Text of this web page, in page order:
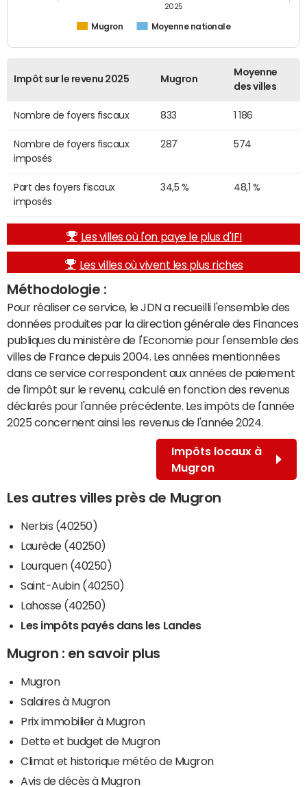
Mugron Moyenne nationale
2025
Impôt sur le revenu 2025 Mugron
Moyenne
des villes
Nombre de foyers fiscaux 833 1 186
Nombre de foyers fiscaux
imposés
287 574
Part des foyers fiscaux
imposés
34,5 % 48,1 %
Les villes où l'on paye le plus d'IFI
Les villes où vivent les plus riches
Méthodologie :
Pour réaliser ce service, le JDN a recueilli l'ensemble des
données produites par la direction générale des Finances
publiques du ministère de l'Economie pour l'ensemble des
villes de France depuis 2004. Les années mentionnées
dans ce service correspondent aux années de paiement
de l'impôt sur le revenu, calculé en fonction des revenus
déclarés pour l'année précédente. Les impôts de l'année
2025 concernent ainsi les revenus de l'année 2024.
Impôts locaux à
Mugron
Les autres villes près de Mugron
Nerbis (40250)
Laurède (40250)
Lourquen (40250)
Saint-Aubin (40250)
Lahosse (40250)
Les impôts payés dans les Landes
Mugron : en savoir plus
Mugron
Salaires à Mugron
Prix immobilier à Mugron
Dette et budget de Mugron
Climat et historique météo de Mugron
Avis de décès à Mugron